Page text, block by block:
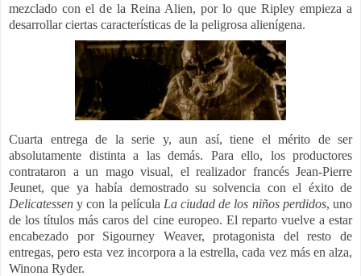
mezclado con el de la Reina Alien, por lo que Ripley empieza a
desarrollar ciertas características de la peligrosa alienígena.
Cuarta entrega de la serie y, aun así, tiene el mérito de ser
absolutamente distinta a las demás. Para ello, los productores
contrataron a un mago visual, el realizador francés Jean-Pierre
Jeunet, que ya había demostrado su solvencia con el éxito de
Delicatessen y con la película La ciudad de los niños perdidos, uno
de los títulos más caros del cine europeo. El reparto vuelve a estar
encabezado por Sigourney Weaver, protagonista del resto de
entregas, pero esta vez incorpora a la estrella, cada vez más en alza,
Winona Ryder.